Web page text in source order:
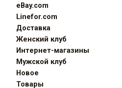
eBay.com
Linefor.com
Доставка
Женский клуб
Интернет-магазины
Мужской клуб
Новое
Товары